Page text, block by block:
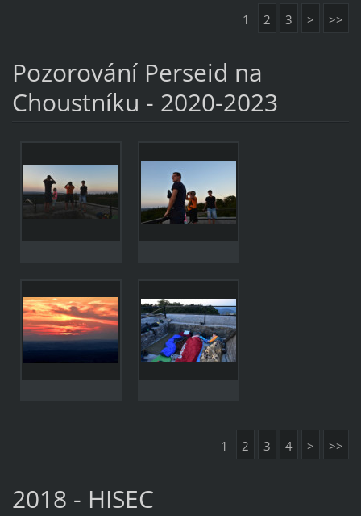
1 2 3 > >>
Pozorování Perseid na
Choustníku - 2020-2023
1 2 3 4 > >>
2018 - HISEC